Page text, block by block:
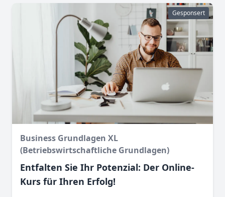
Gesponsert
Business Grundlagen XL
(Betriebswirtschaftliche Grundlagen)
Entfalten Sie Ihr Potenzial: Der Online-
Kurs für Ihren Erfolg!